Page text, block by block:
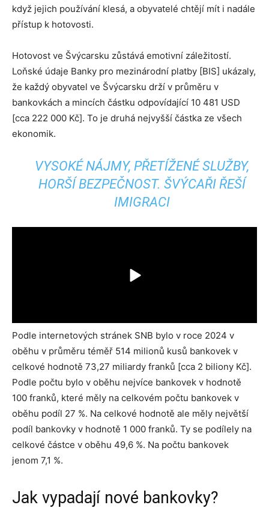
když jejich používání klesá, a obyvatelé chtějí mít i nadále
přístup k hotovosti.
Hotovost ve Švýcarsku zůstává emotivní záležitostí.
Loňské údaje Banky pro mezinárodní platby [BIS] ukázaly,
že každý obyvatel ve Švýcarsku drží v průměru v
bankovkách a mincích částku odpovídající 10 481 USD
[cca 222 000 Kč]. To je druhá nejvyšší částka ze všech
ekonomik.
VYSOKÉ NÁJMY, PŘETÍŽENÉ SLUŽBY,
HORŠÍ BEZPEČNOST. ŠVÝCAŘI ŘEŠÍ
IMIGRACI
Podle internetových stránek SNB bylo v roce 2024 v
oběhu v průměru téměř 514 milionů kusů bankovek v
celkové hodnotě 73,27 miliardy franků [cca 2 biliony Kč].
Podle počtu bylo v oběhu nejvíce bankovek v hodnotě
100 franků, které měly na celkovém počtu bankovek v
oběhu podíl 27 %. Na celkové hodnotě ale měly největší
podíl bankovky v hodnotě 1 000 franků. Ty se podílely na
celkové částce v oběhu 49,6 %. Na počtu bankovek
jenom 7,1 %.
Jak vypadají nové bankovky?